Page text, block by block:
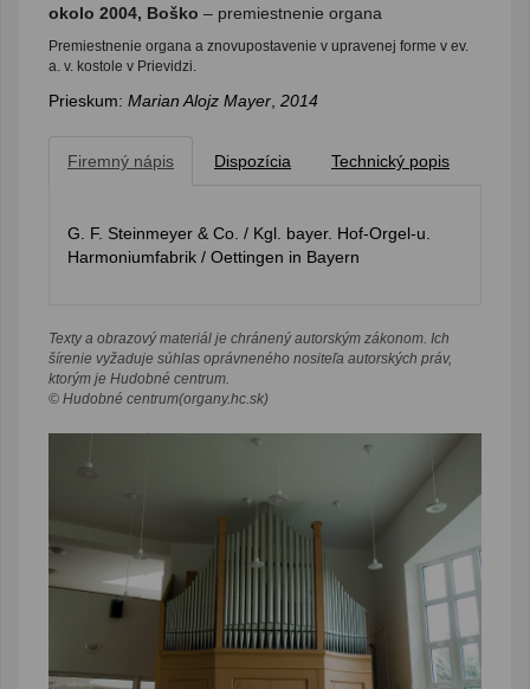
okolo 2004, Boško – premiestnenie organa
Premiestnenie organa a znovupostavenie v upravenej forme v ev.
a. v. kostole v Prievidzi.
Prieskum: Marian Alojz Mayer 2014
Firemný nápis Dispozícia Technický popis
G. F. Steinmeyer & Co. / Kgl. bayer. Hof-Orgel-u.
Harmoniumfabrik / Oettingen in Bayern
Texty a obrazový materiál je chránený autorským zákonom. Ich
šírenie vyžaduje súhlas oprávneného nositeľa autorských práv,
ktorým je Hudobné centrum.
© Hudobné centrum(organy.hc.sk)